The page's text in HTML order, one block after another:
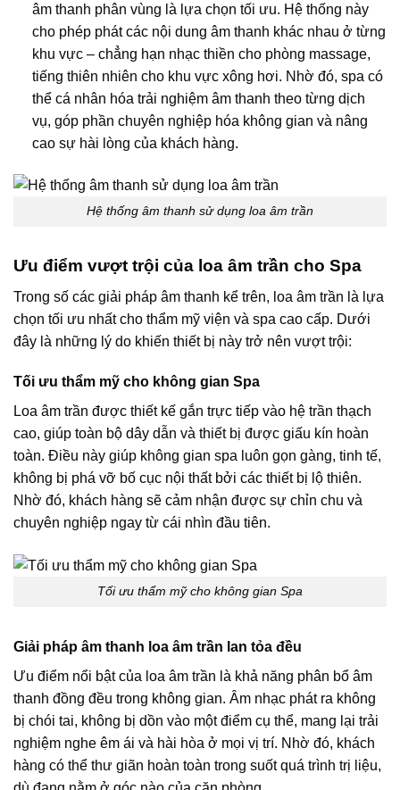
âm thanh phân vùng là lựa chọn tối ưu. Hệ thống này
cho phép phát các nội dung âm thanh khác nhau ở từng
khu vực – chẳng hạn nhạc thiền cho phòng massage,
tiếng thiên nhiên cho khu vực xông hơi. Nhờ đó, spa có
thể cá nhân hóa trải nghiệm âm thanh theo từng dịch
vụ, góp phần chuyên nghiệp hóa không gian và nâng
cao sự hài lòng của khách hàng.
Hệ thống âm thanh sử dụng loa âm trần
Ưu điểm vượt trội của loa âm trần cho Spa
Trong số các giải pháp âm thanh kể trên, loa âm trần là lựa
chọn tối ưu nhất cho thẩm mỹ viện và spa cao cấp. Dưới
đây là những lý do khiến thiết bị này trở nên vượt trội:
Tối ưu thẩm mỹ cho không gian Spa
Loa âm trần được thiết kế gắn trực tiếp vào hệ trần thạch
cao, giúp toàn bộ dây dẫn và thiết bị được giấu kín hoàn
toàn. Điều này giúp không gian spa luôn gọn gàng, tinh tế,
không bị phá vỡ bố cục nội thất bởi các thiết bị lộ thiên.
Nhờ đó, khách hàng sẽ cảm nhận được sự chỉn chu và
chuyên nghiệp ngay từ cái nhìn đầu tiên.
Tối ưu thẩm mỹ cho không gian Spa
Giải pháp âm thanh loa âm trần lan tỏa đều
Ưu điểm nổi bật của loa âm trần là khả năng phân bổ âm
thanh đồng đều trong không gian. Âm nhạc phát ra không
bị chói tai, không bị dồn vào một điểm cụ thể, mang lại trải
nghiệm nghe êm ái và hài hòa ở mọi vị trí. Nhờ đó, khách
hàng có thể thư giãn hoàn toàn trong suốt quá trình trị liệu,